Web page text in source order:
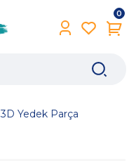
0
3D Yedek Parça